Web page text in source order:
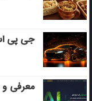
جی پی
معرفی و